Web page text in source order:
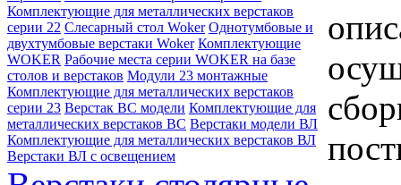
Комплектующие для металлических верстаков
серии 22 Слесарный стол Woker Однотумбовые и
двухтумбовые верстаки Woker Комплектующие
WOKER Рабочие места серии WOKER на базе
столов и верстаков Модули 23 монтажные
Комплектующие для металлических верстаков
серии 23 Верстак ВС модели Комплектующие для
металлических верстаков ВС Верстаки модели ВЛ
Комплектующие для металлических верстаков ВЛ
Верстаки ВЛ с освещением